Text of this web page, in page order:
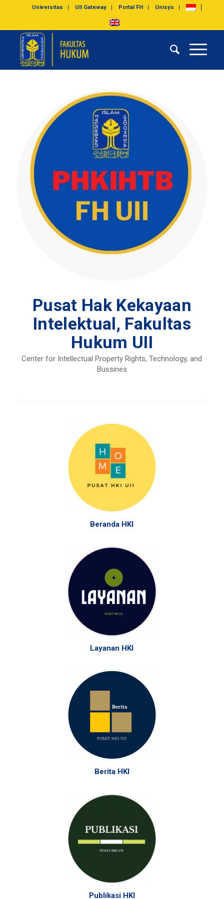
Universitas UII Gateway Portal FH Unisys
Pusat Hak Kekayaan
Intelektual, Fakultas
Hukum UII
Center for Intellectual Property Rights, Technology, and
Bussines
Beranda HKI
Layanan HKI
Berita HKI
Publikasi HKI